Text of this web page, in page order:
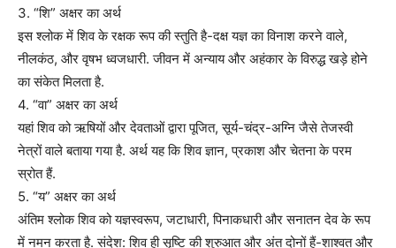
3. “शि” अक्षर का अर्थ
इस श्लोक में शिव के रक्षक रूप की स्तुति है-दक्ष यज्ञ का विनाश करने वाले,
नीलकंठ, और वृषभ ध्वजधारी. जीवन में अन्याय और अहंकार के विरुद्ध खड़े होने
का संकेत मिलता है.
4. “वा” अक्षर का अर्थ
यहां शिव को ऋषियों और देवताओं द्वारा पूजित, सूर्य-चंद्र-अग्नि जैसे तेजस्वी
नेत्रों वाले बताया गया है. अर्थ यह कि शिव ज्ञान, प्रकाश और चेतना के परम
स्रोत हैं.
5. “य” अक्षर का अर्थ
अंतिम श्लोक शिव को यज्ञस्वरूप, जटाधारी, पिनाकधारी और सनातन देव के रूप
में नमन करता है. संदेश: शिव ही सृष्टि की शुरुआत और अंत दोनों हैं-शाश्वत और